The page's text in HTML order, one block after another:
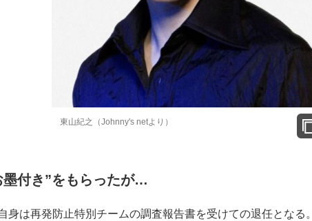
東山紀之（Johnny's netより）
墨付き”をもらったが…
は再発防止特別チームの調査報告書を受けての退任となる。